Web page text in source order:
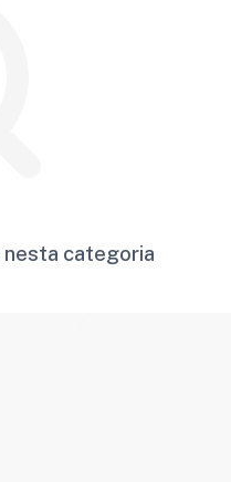
categoria